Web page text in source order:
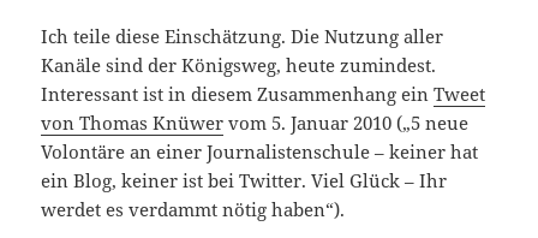
Ich teile diese Einschätzung. Die Nutzung aller
Kanäle sind der Königsweg, heute zumindest.
Interessant ist in diesem Zusammenhang einTweet
von Thomas Knüwer vom 5. Januar 2010 („5 neue
Volontäre an einer Journalistenschule – keiner hat
ein Blog, keiner ist bei Twitter. Viel Glück – Ihr
werdet es verdammt nötig haben“).